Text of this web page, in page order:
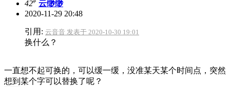
42
云缈缈
2020-11-29 20:48
引用: 云音音 发表于 2020-10-30 19:01
换什么？
一直想不起可换的，可以缓一缓，没准某天某个时间点，突然
想到某个字可以替换了呢？